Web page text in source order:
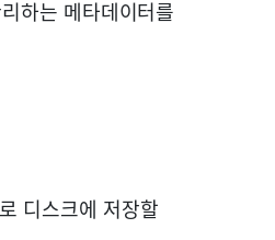
하는 메타데이터를
디스크에 저장할